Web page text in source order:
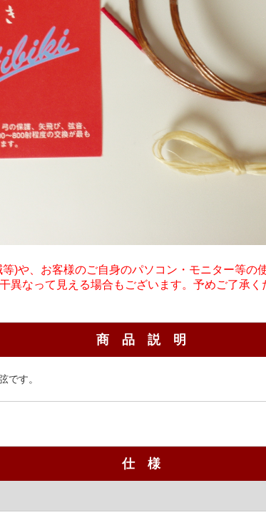
)や、お客様のご自身のパソコン・モニター等の
異なって見える場合もございます。予めご了承く
商 品 説 明
す。
仕 様